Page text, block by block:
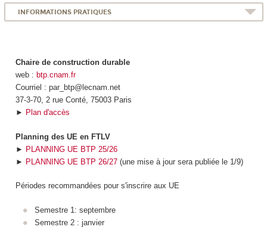
INFORMATIONS PRATIQUES
Chaire de construction durable
web : btp.cnam.fr
Courriel : par_btp@lecnam.net
37-3-70, 2 rue Conté, 75003 Paris
► Plan d'accès
Planning des UE en FTLV
► PLANNING UE BTP 25/26
► PLANNING UE BTP 26/27(une mise à jour sera publiée le 1/9)
Périodes recommandées pour s'inscrire aux UE
Semestre 1: septembre
Semestre 2 : janvier